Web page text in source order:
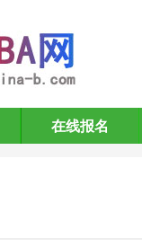
在线报名